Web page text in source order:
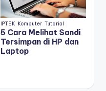
IPTEK Komputer Tutorial
5 Cara Melihat Sandi
Tersimpan di HP dan
Laptop